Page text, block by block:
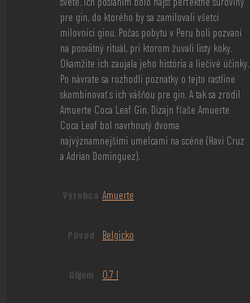
pre gin, do ktorého by sa zamilovali všetci
milovníci ginu. Počas pobytu v Peru boli pozvaní
na posvätný rituál, pri ktorom žuvali listy koky.
Okamžite ich zaujala jeho história a liečivé účinky.
Po návrate sa rozhodli poznatky o tejto rastline
skombinovať s ich vášňou pre gin. A tak sa zrodil
Amuerte Coca Leaf Gin. Dizajn fľaše Amuerte
Coca Leaf bol navrhnutý dvoma
najvýznamnejšími umelcami na scéne (Havi Cruz
a Adrian Dominguez).
Výrobca Amuerte
Pôvod Belgicko
Objem 0,7 l